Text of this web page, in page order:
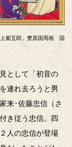
菊五郎」豊原国周画 国
として「初音の
連れ去ろうと男
来･佐藤忠信（さ
き従う忠信。四
人の忠信が登場